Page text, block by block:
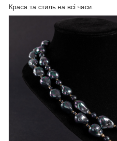
Краса та стиль на всі часи.